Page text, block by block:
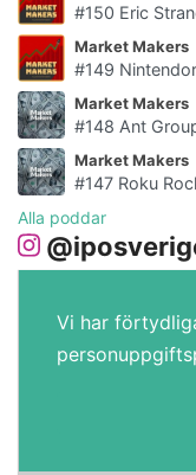
Vi har
#150 Eric
Market Makers
#149 Nintendor
Market Makers
#148 Ant
Market Makers
#147 Roku
Alla poddar